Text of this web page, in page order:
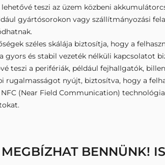
teszi az üzem közbeni
gyártósorokon vagy szállítmányozási
széles skálája biztosítja, hogy a
gyors és stabil vezeték nélküli kapcsolatot
teszi a perifériák, például fejhallgatók,
rugalmasságot nyújt, biztosítva, hogy a
(Near Field Communication)
MEGBÍZHAT BENNÜNK!